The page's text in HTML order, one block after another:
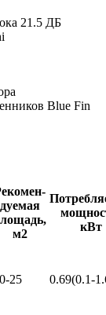
21.5 ДБ
Blue Fin
дуемая
м2
кВт
25 0.69(0.1-